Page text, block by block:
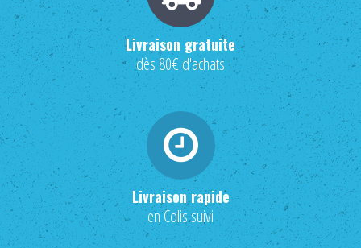
Livraison gratuite
dès 80€ d'achats
Livraison rapide
en Colis suivi